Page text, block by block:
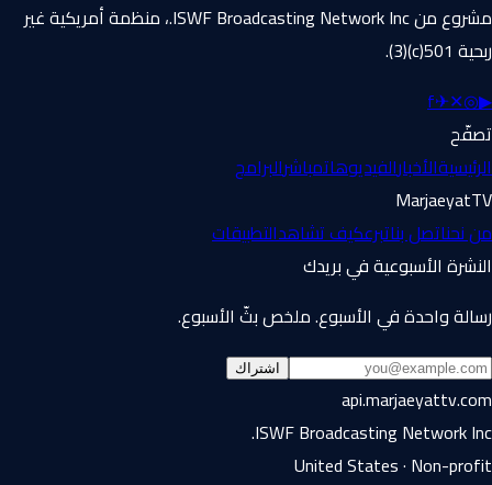
مشروع من ISWF Broadcasting Network Inc.، منظمة أمريكية غير
ربحية 501(c)(3).
▶
◎
✕
✈
f
تصفّح
الرئيسيةالأخبارالفيديوهاتمباشرالبرامج
MarjaeyatTV
من نحناتصل بناتبرعكيف تشاهدالتطبيقات
النشرة الأسبوعية في بريدك
رسالة واحدة في الأسبوع. ملخص بثّ الأسبوع.
اشتراك
api.marjaeyattv.com
ISWF Broadcasting Network Inc.
United States · Non-profit